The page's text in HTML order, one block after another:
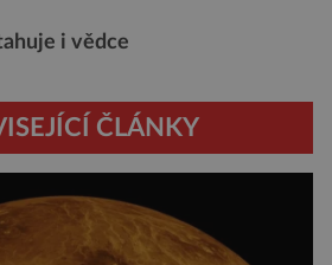
i vědce
ČLÁNKY